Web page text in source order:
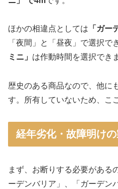
ほかの相違点としては 「ガー
「夜間」と「昼夜」で選択で
ミニ」 は作動時間を選択でき
歴史のある商品なので、他に
す。所有していないため、こ
経年劣化・故障明け
まず、お断りする必要がある
ーデンバリア」、「ガーデン